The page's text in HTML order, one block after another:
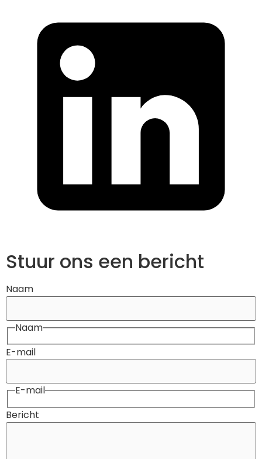
Stuur ons een bericht
Naam
Naam
E-mail
E-mail
Bericht